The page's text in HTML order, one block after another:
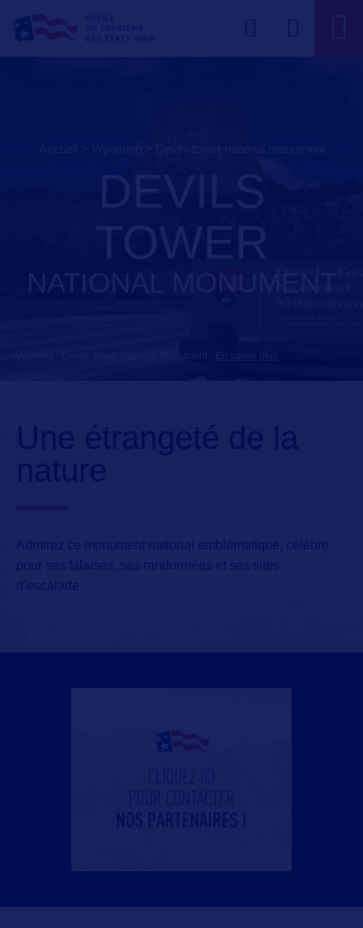
DEVILS
TOWER
NATIONAL MONUMENT
Wyoming - Devils Tower National Monument En savoir plus
Une étrangeté de la
Admirez ce monument national emblématique, célèbre
pour ses falaises, ses randonnées et ses sites
d’escalade.